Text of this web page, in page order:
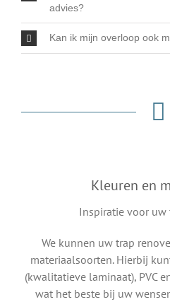
advies?
Kan ik mijn overloop ook
Kleuren en
Inspiratie voor uw
We kunnen uw trap
materiaalsoorten. Hierbij
(kwalitatieve laminaat), PVC
wat het beste bij uw